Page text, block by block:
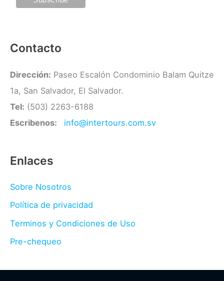
Contacto
Dirección: Paseo Escalón Condominio Balam Quitze
1a, San Salvador, El Salvador.
Tel: (503) 2263-6188
Escribenos:
info@intertours.com.sv
Enlaces
Sobre Nosotros
Política de privacidad
Terminos y Condiciones de Uso
Pre-chequeo